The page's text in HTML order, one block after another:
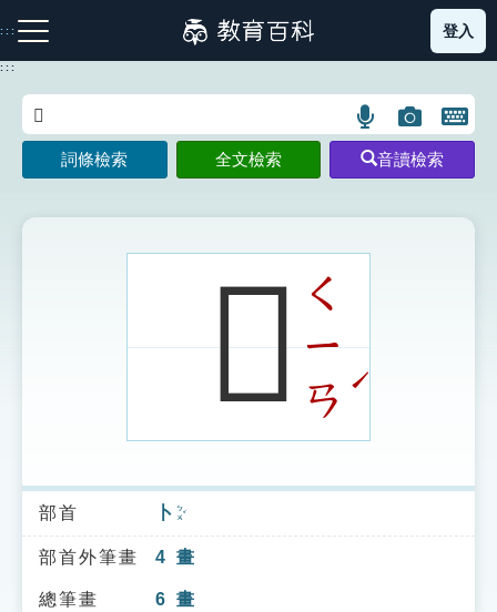
到
主
:::
注音索引圖示 筆畫索引圖示 部首索引表圖示
索引選單
知識索引
單字索引
登入
:::
語
言
搜
示
圖
片
搜
開
鍵
圖
詞條檢索 全文檢索 音讀檢索
𠧘 ㄑ
ㄧ
ㄢ
ˊ
部首 卜 ㄅㄨˇ
部首外筆畫 4 畫
總筆畫 6 畫